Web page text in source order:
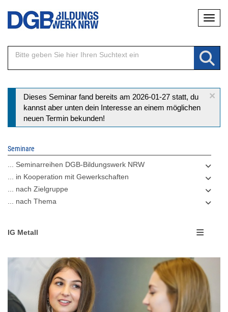
Direkt
Inhalt
×
Statusmeldung
Dieses Seminar fand bereits am 2026-01-27 statt, du
kannst aber unten dein Interesse an einem möglichen
neuen Termin bekunden!
Seminare
... Seminarreihen DGB-Bildungswerk NRW
... in Kooperation mit Gewerkschaften
... nach Zielgruppe
... nach Thema
IG Metall